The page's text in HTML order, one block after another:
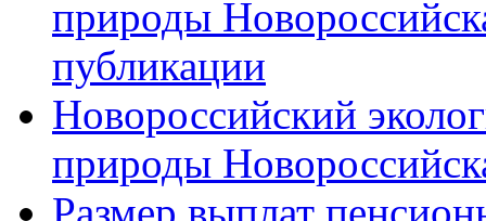
природы
публикации
Новороссийский
природы
Размер выплат